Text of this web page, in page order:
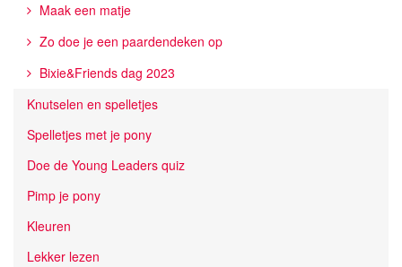
Maak een matje
Zo doe je een paardendeken op
Bixie&Friends dag 2023
Knutselen en spelletjes
Spelletjes met je pony
Doe de Young Leaders quiz
Pimp je pony
Kleuren
Lekker lezen